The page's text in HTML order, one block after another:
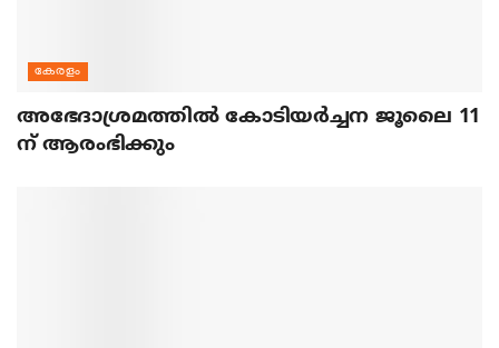
കേരളം
അഭേദാശ്രമത്തില്‍ കോടിയര്‍ച്ചന ജൂലൈ 11
ന് ആരംഭിക്കും